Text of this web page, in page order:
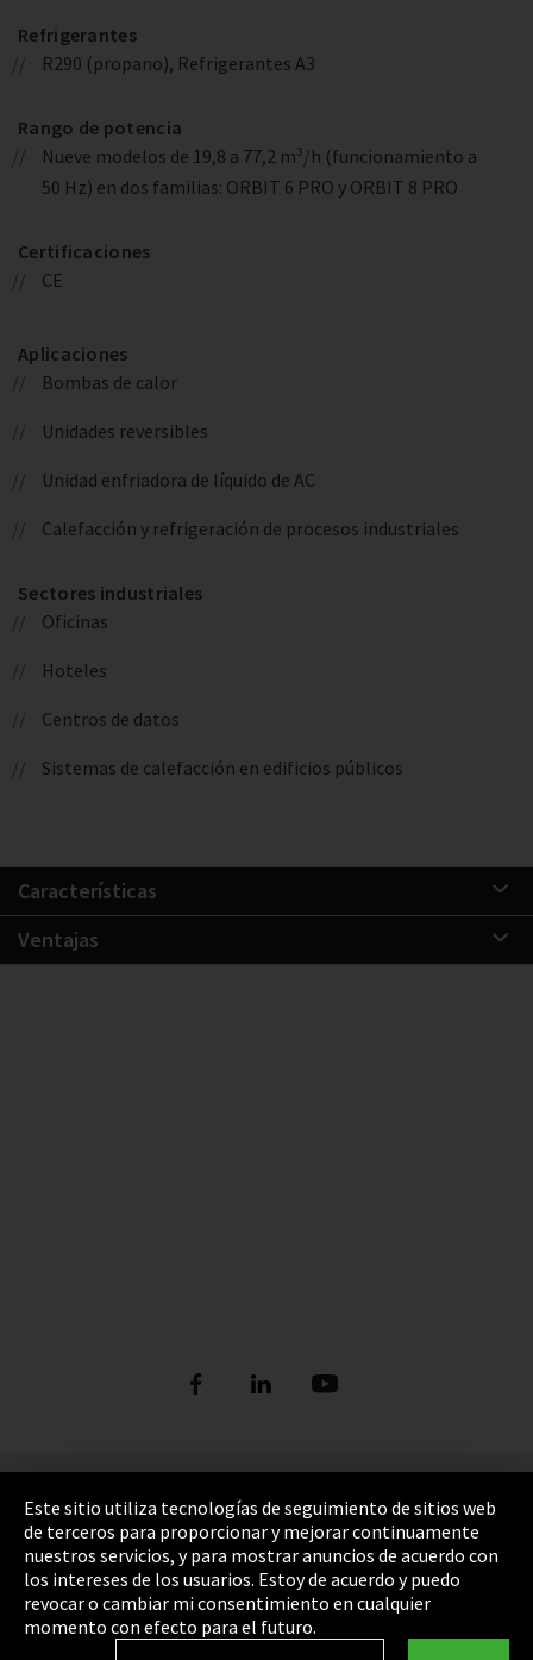
Refrigerantes
R290 (propano), Refrigerantes A3
Rango de potencia
Nueve modelos de 19,8 a 77,2 m³/h (funcionamiento a
50 Hz) en dos familias: ORBIT 6 PRO y ORBIT 8 PRO
Certificaciones
CE
Aplicaciones
Bombas de calor
Unidades reversibles
Unidad enfriadora de líquido de AC
Calefacción y refrigeración de procesos industriales
Sectores industriales
Oficinas
Hoteles
Centros de datos
Sistemas de calefacción en edificios públicos
Características
Ventajas
Pie de imprenta
Política de privacidad
Cookie Settings
Términos y Condiciones
Este sitio utiliza tecnologías de seguimiento de sitios web
de terceros para proporcionar y mejorar continuamente
nuestros servicios, y para mostrar anuncios de acuerdo con
los intereses de los usuarios. Estoy de acuerdo y puedo
revocar o cambiar mi consentimiento en cualquier
momento con efecto para el futuro.